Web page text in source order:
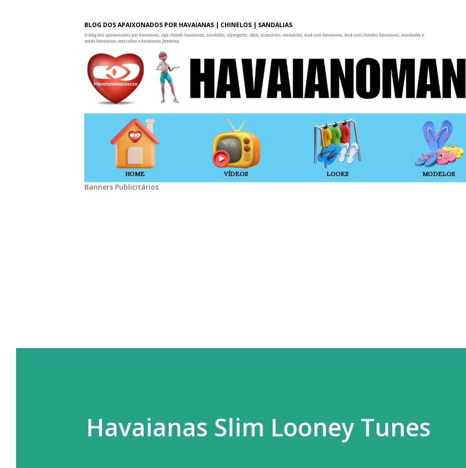
BLOG DOS APAIXONADOS POR HAVAIANAS | CHINELOS | SANDÁLIAS
O blog dos apaixonados por havaianas, seja chinelo havaianas, sandálias, alpargatas, tênis, acessórios, vestuários, look com havaianas, look com chinelos havaianas, novidades e
moda havaianas masculina e havaianas feminina.
HOME VÍDEOS LOOKS MODELOS
Banners Publicitários
Havaianas Slim Looney Tunes